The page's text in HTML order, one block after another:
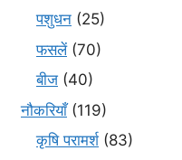
पशुधन (25)
फसलें(70)
बीज (40)
नौकरियाँ(119)
कृषि परामर्श(83)